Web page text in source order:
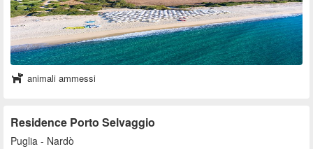
animali ammessi
Residence Porto Selvaggio
Puglia - Nardò